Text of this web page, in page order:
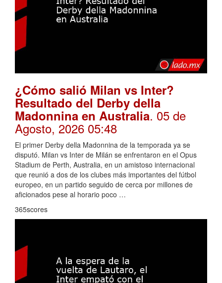
¿Cómo salió Milan vs Inter?
Resultado del Derby della
Madonnina en Australia. 05 de
Agosto, 2026 05:48
El primer Derby della Madonnina de la temporada ya se
disputó. Milan vs Inter de Milán se enfrentaron en el Opus
Stadium de Perth, Australia, en un amistoso internacional
que reunió a dos de los clubes más importantes del fútbol
europeo, en un partido seguido de cerca por millones de
aficionados pese al horario poco …
365scores